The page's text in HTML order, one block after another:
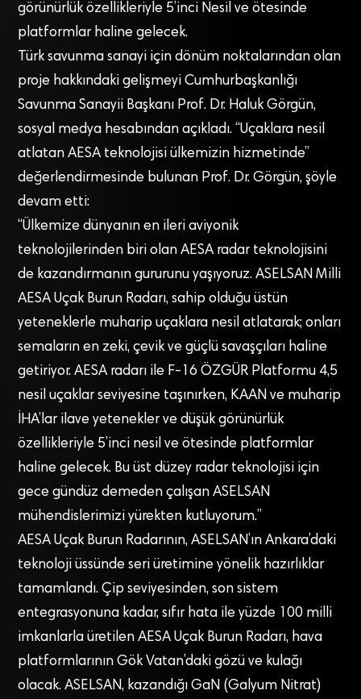
görünürlük özellikleriyle 5’inci Nesil ve ötesinde
platformlar haline gelecek.
Türk savunma sanayi için dönüm noktalarından olan
proje hakkındaki gelişmeyi Cumhurbaşkanlığı
Savunma Sanayii Başkanı Prof. Dr. Haluk Görgün,
sosyal medya hesabından açıkladı. “Uçaklara nesil
atlatan AESA teknolojisi ülkemizin hizmetinde”
değerlendirmesinde bulunan Prof. Dr. Görgün, şöyle
devam etti:
“Ülkemize dünyanın en ileri aviyonik
teknolojilerinden biri olan AESA radar teknolojisini
de kazandırmanın gururunu yaşıyoruz. ASELSAN Milli
AESA Uçak Burun Radarı, sahip olduğu üstün
yeteneklerle muharip uçaklara nesil atlatarak; onları
semaların en zeki, çevik ve güçlü savaşçıları haline
getiriyor. AESA radarı ile F-16 ÖZGÜR Platformu 4,5
nesil uçaklar seviyesine taşınırken, KAAN ve muharip
İHA’lar ilave yetenekler ve düşük görünürlük
özellikleriyle 5’inci nesil ve ötesinde platformlar
haline gelecek. Bu üst düzey radar teknolojisi için
gece gündüz demeden çalışan ASELSAN
mühendislerimizi yürekten kutluyorum.”
AESA Uçak Burun Radarının, ASELSAN’ın Ankara’daki
teknoloji üssünde seri üretimine yönelik hazırlıklar
tamamlandı. Çip seviyesinden, son sistem
entegrasyonuna kadar, sıfır hata ile yüzde 100 milli
imkanlarla üretilen AESA Uçak Burun Radarı, hava
platformlarının Gök Vatan’daki gözü ve kulağı
olacak. ASELSAN, kazandığı GaN (Galyum Nitrat)